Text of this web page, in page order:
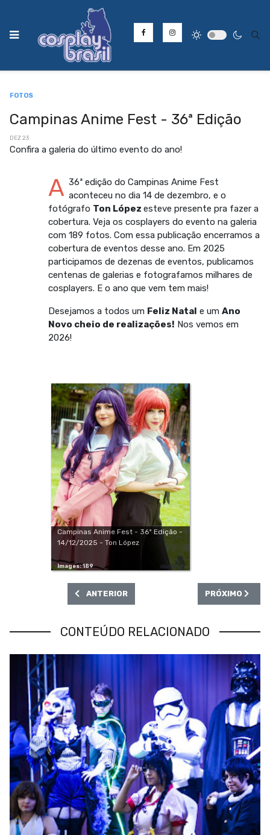
FOTOS
Campinas Anime Fest - 36ª Edição
DEZ 23
Confira a galeria do último evento do ano!
A 36ª edição do Campinas Anime Fest
aconteceu no dia 14 de dezembro, e o
fotógrafo Ton López esteve presente pra fazer a
cobertura. Veja os cosplayers do evento na galeria
com 189 fotos. Com essa publicação encerramos a
cobertura de eventos desse ano. Em 2025
participamos de dezenas de eventos, publicamos
centenas de galerias e fotografamos milhares de
cosplayers. E o ano que vem tem mais!
Desejamos a todos um Feliz Natal e um Ano
Novo cheio de realizações! Nos vemos em
2026!
Campinas Anime Fest - 36ª Edição -
14/12/2025 - Ton López
Images: 189
ARTIGO ANTERIOR: SÃO VICENTE CIDADE GEEK
ANTERIOR PRÓXIMO
PRÓXIMO
CONTEÚDO RELACIONADO